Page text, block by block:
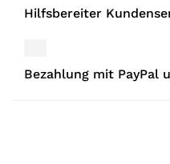
Hilfsbereiter
Bezahlung mit PayPal